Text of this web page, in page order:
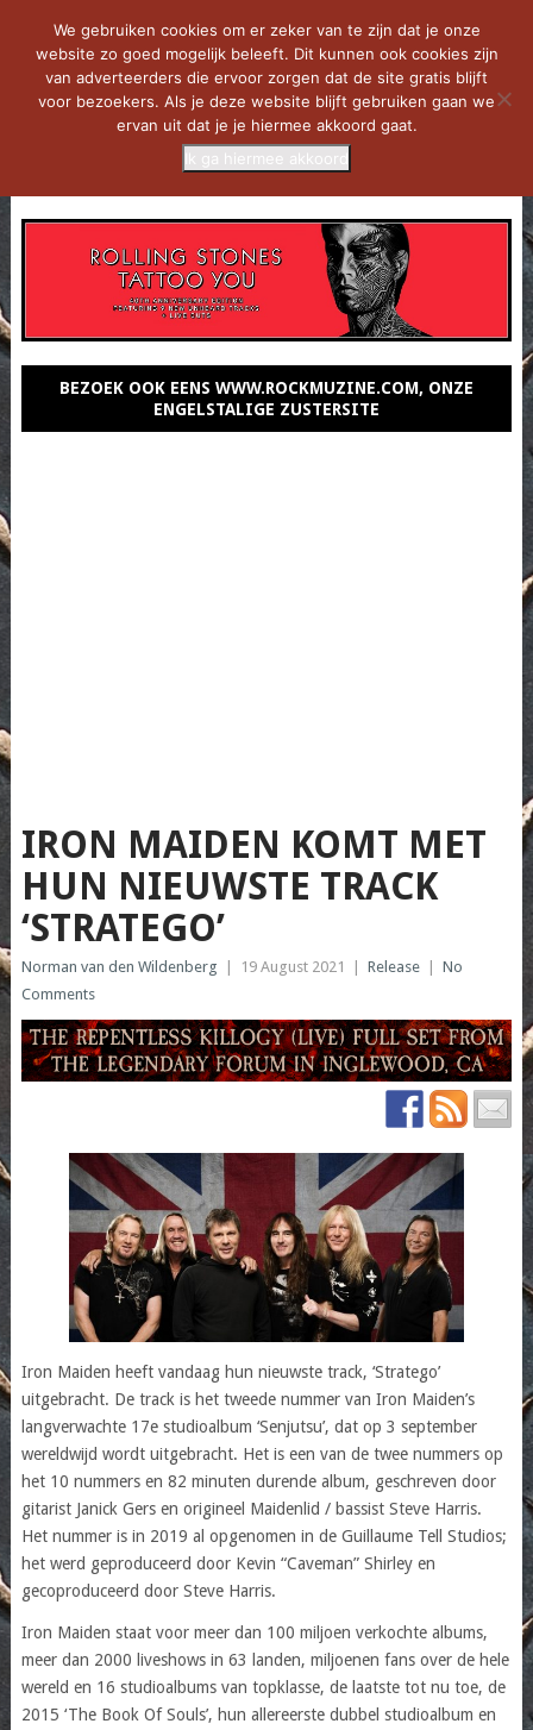
BEZOEK OOK EENS WWW.ROCKMUZINE.COM, ONZE
ENGELSTALIGE ZUSTERSITE
IRON MAIDEN KOMT MET
HUN NIEUWSTE TRACK
‘STRATEGO’
Norman van den Wildenberg 19 August 2021 Release
No
Comments
Iron Maiden heeft vandaag hun nieuwste track, ‘Stratego’
uitgebracht. De track is het tweede nummer van Iron Maiden’s
langverwachte 17e studioalbum ‘Senjutsu’, dat op 3 september
wereldwijd wordt uitgebracht. Het is een van de twee nummers op
het 10 nummers en 82 minuten durende album, geschreven door
gitarist Janick Gers en origineel Maidenlid / bassist Steve Harris.
Het nummer is in 2019 al opgenomen in de Guillaume Tell Studios;
het werd geproduceerd door Kevin “Caveman” Shirley en
gecoproduceerd door Steve Harris.
Iron Maiden staat voor meer dan 100 miljoen verkochte albums,
meer dan 2000 liveshows in 63 landen, miljoenen fans over de hele
wereld en 16 studioalbums van topklasse, de laatste tot nu toe, de
2015 ‘The Book Of Souls’, hun allereerste dubbel studioalbum en
We gebruiken cookies om er zeker van te zijn dat je onze
website zo goed mogelijk beleeft. Dit kunnen ook cookies zijn
van adverteerders die ervoor zorgen dat de site gratis blijft
voor bezoekers. Als je deze website blijft gebruiken gaan we
ervan uit dat je je hiermee akkoord gaat.
Ik ga hiermee akkoord